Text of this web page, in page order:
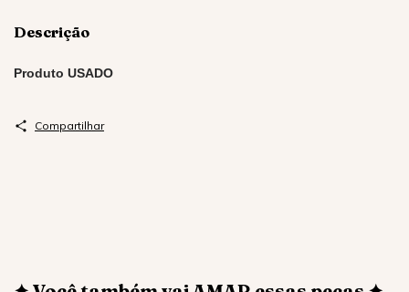
Descrição
Produto USADO
Compartilhar